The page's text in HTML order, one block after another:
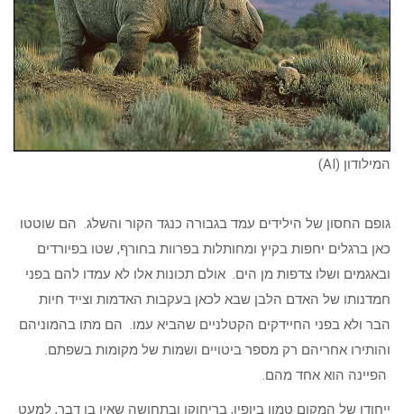
המילודון (AI)
גופם החסון של הילידים עמד בגבורה כנגד הקור והשלג. הם שוטטו
כאן ברגלים יחפות בקיץ ומחותלות בפרוות בחורף, שטו בפיורדים
ובאגמים ושלו צדפות מן הים. אולם תכונות אלו לא עמדו להם בפני
חמדנותו של האדם הלבן שבא לכאן בעקבות האדמות וצייד חיות
הבר ולא בפני החיידקים הקטלניים שהביא עמו. הם מתו בהמוניהם
והותירו אחריהם רק מספר ביטויים ושמות של מקומות בשפתם.
הפיינה הוא אחד מהם.
ייחודו של המקום טמון ביופיו, בריחוקו ובתחושה שאין בו דבר, למעט